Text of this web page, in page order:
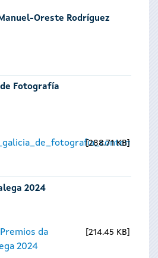
Oreste Rodríguez
Fotografía
288.71 KB
2024
da
2024
214.45 KB